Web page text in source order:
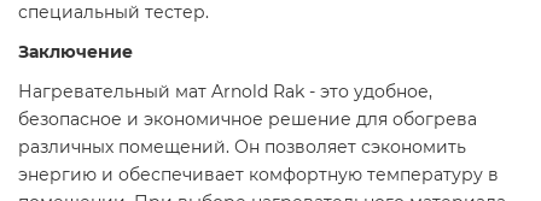
специальный тестер.
Заключение
Нагревательный мат Arnold Rak - это удобное,
безопасное и экономичное решение для обогрева
различных помещений. Он позволяет сэкономить
энергию и обеспечивает комфортную температуру в